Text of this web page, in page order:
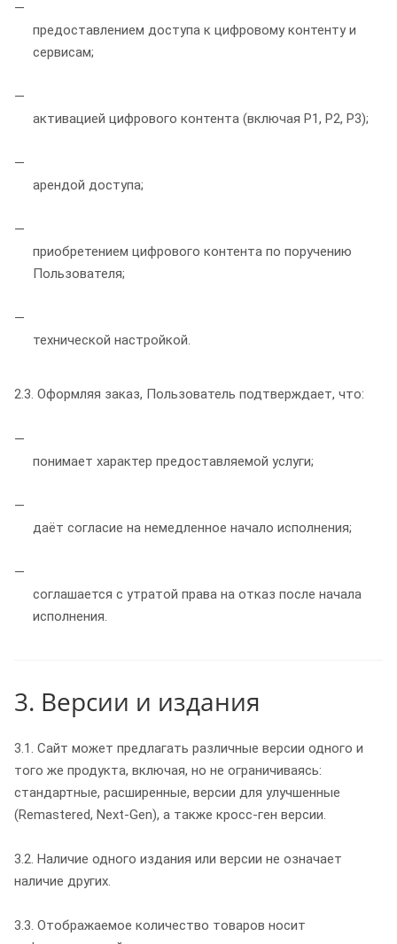
предоставлением доступа к цифровому контенту и
сервисам;
активацией цифрового контента (включая P1, P2, P3);
арендой доступа;
приобретением цифрового контента по поручению
Пользователя;
технической настройкой.
2.3. Оформляя заказ, Пользователь подтверждает, что:
понимает характер предоставляемой услуги;
даёт согласие на немедленное начало исполнения;
соглашается с утратой права на отказ после начала
исполнения.
3. Версии и издания
3.1. Сайт может предлагать различные версии одного и
того же продукта, включая, но не ограничиваясь:
стандартные, расширенные, версии для улучшенные
(Remastered, Next-Gen), а также кросс-ген версии.
3.2. Наличие одного издания или версии не означает
наличие других.
3.3. Отображаемое количество товаров носит